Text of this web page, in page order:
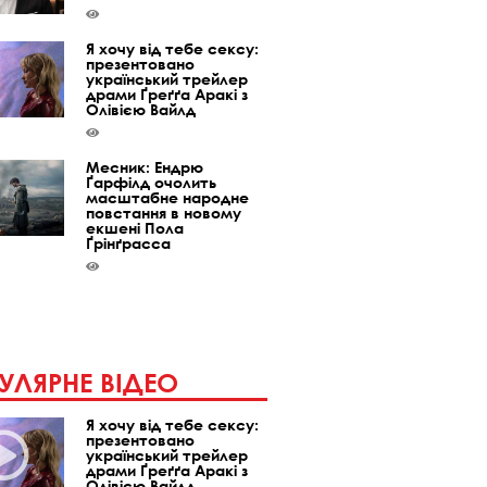
Я хочу від тебе сексу:
презентовано
український трейлер
драми Ґреґґа Аракі з
Олівією Вайлд
Месник: Ендрю
Ґарфілд очолить
масштабне народне
повстання в новому
екшені Пола
Ґрінґрасса
ВІДЕО
Я хочу від тебе сексу:
презентовано
український трейлер
драми Ґреґґа Аракі з